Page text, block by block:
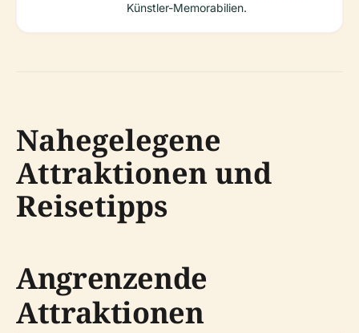
Künstler-Memorabilien.
Nahegelegene
Attraktionen und
Reisetipps
Angrenzende
Attraktionen